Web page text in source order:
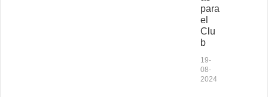
para
el
Clu
b
19-
08-
2024